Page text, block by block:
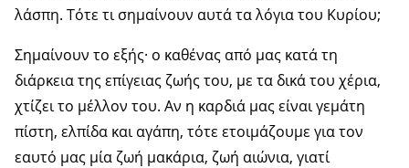
λάσπη. Τότε τι σημαίνουν αυτά τα λόγια του Κυρίου;
Σημαίνουν το εξής· ο καθένας από μας κατά τη
διάρκεια της επίγειας ζωής του, με τα δικά του χέρια,
χτίζει το μέλλον του. Αν η καρδιά μας είναι γεμάτη
πίστη, ελπίδα και αγάπη, τότε ετοιμάζουμε για τον
εαυτό μας μία ζωή μακάρια, ζωή αιώνια, γιατί